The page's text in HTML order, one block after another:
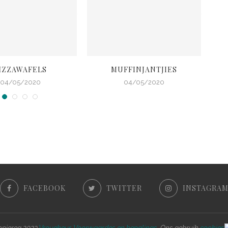
04/05/2020
MUFFINJANTJIES
04/05/2020
FACEBOOK TWITTER INSTAGRAM